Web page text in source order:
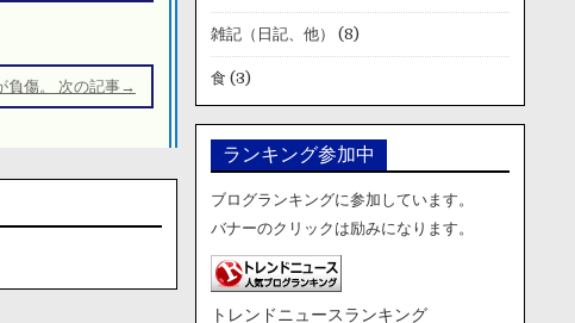
負傷。 次の記事→
雑記（日記、他） (8)
食 (3)
ランキング参加中
ブログランキングに参加しています。
バナーのクリックは励みになります。
トレンドニュースランキング